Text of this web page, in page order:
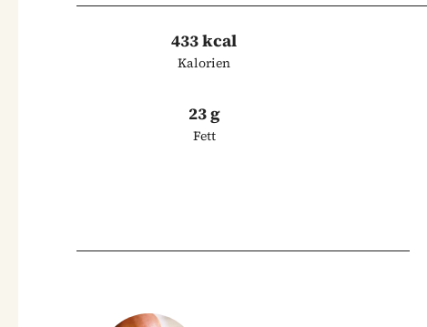
433 kcal
Kalorien
23 g
Fett